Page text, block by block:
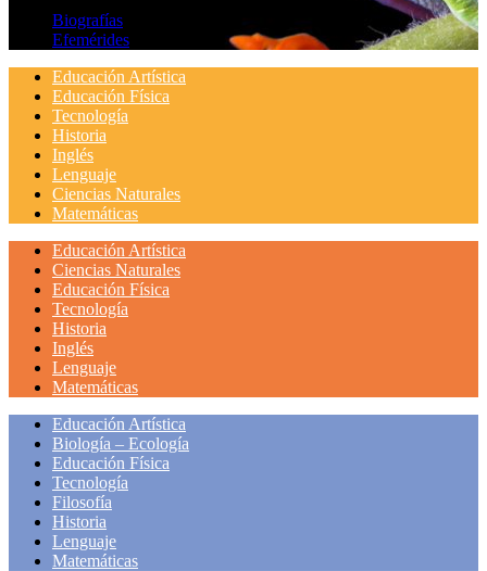
Biografías
Efemérides
Educación Artística
Educación Física
Tecnología
Historia
Inglés
Lenguaje
Ciencias Naturales
Matemáticas
Educación Artística
Ciencias Naturales
Educación Física
Tecnología
Historia
Inglés
Lenguaje
Matemáticas
Educación Artística
Biología – Ecología
Educación Física
Tecnología
Filosofía
Historia
Lenguaje
Matemáticas